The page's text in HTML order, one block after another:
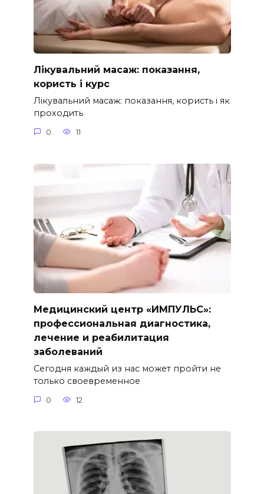
Лікувальний масаж: показання,
користь і курс
Лікувальний масаж: показання, користь і як
проходить
0 11
Медицинский центр «ИМПУЛЬС»:
профессиональная диагностика,
лечение и реабилитация
заболеваний
Сегодня каждый из нас может пройти не
только своевременное
0 12